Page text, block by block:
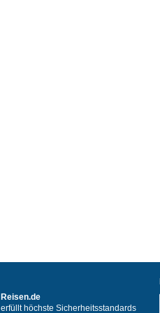
Reisen.de
erfüllt höchste Sicherheitsstandards